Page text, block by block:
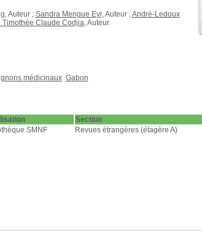
, Auteur ; Sandra Mengue Eyi, Auteur ;André-Ledoux
Timothée Claude Codjia, Auteur
médicinaux Gabon
Section
SMNF Revues étrangères (étagère A)